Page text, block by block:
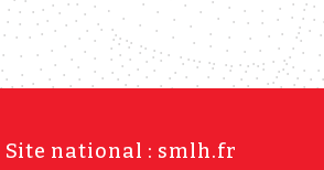
Site national : smlh.fr